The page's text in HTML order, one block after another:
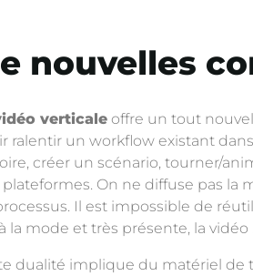
nouvelles
verticale offre un tout
ralentir un workflow existant
créer un scénario, tourner/
On ne diffuse pas la
Il est impossible de
la mode et très présente, la
dualité implique du matériel de